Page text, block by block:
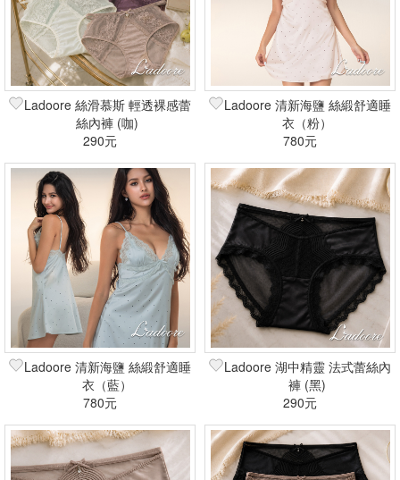
Ladoore 絲滑慕斯 輕透裸感蕾
絲內褲 (咖)
290元
Ladoore 清新海鹽 絲緞舒適睡
衣（粉）
780元
Ladoore 清新海鹽 絲緞舒適睡
衣（藍）
780元
Ladoore 湖中精靈 法式蕾絲內
褲 (黑)
290元